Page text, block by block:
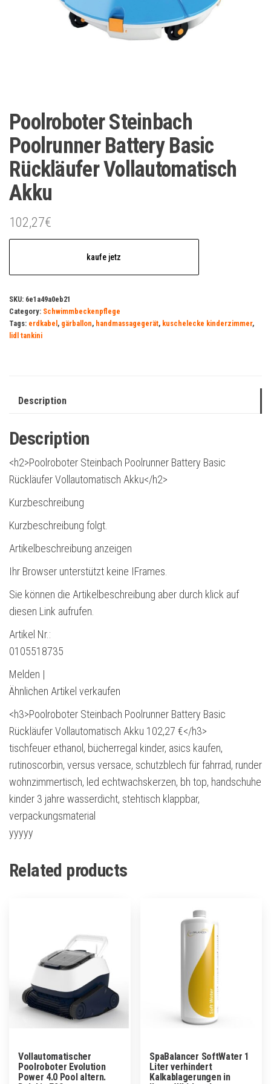
Poolroboter Steinbach
Poolrunner Battery Basic
Rückläufer Vollautomatisch
Akku
102,27€
kaufe jetz
SKU: 6e1a49a0eb21
Category: Schwimmbeckenpflege
Tags: erdkabel , gärballon, handmassagegerät, kuschelecke kinderzimmer,
lidl tankini
Description
Description
<h2>Poolroboter Steinbach Poolrunner Battery Basic
Rückläufer Vollautomatisch Akku</h2>
Kurzbeschreibung
Kurzbeschreibung folgt.
Artikelbeschreibung anzeigen
Ihr Browser unterstützt keine IFrames.
Sie können die Artikelbeschreibung aber durch klick auf
diesen Link aufrufen.
Artikel Nr.:
0105518735
Melden |
Ähnlichen Artikel verkaufen
<h3>Poolroboter Steinbach Poolrunner Battery Basic
Rückläufer Vollautomatisch Akku 102,27 €</h3>
tischfeuer ethanol, bücherregal kinder, asics kaufen,
rutinoscorbin, versus versace, schutzblech für fahrrad, runder
wohnzimmertisch, led echtwachskerzen, bh top, handschuhe
kinder 3 jahre wasserdicht, stehtisch klappbar,
verpackungsmaterial
yyyyy
Related products
Vollautomatischer
Poolroboter Evolution
Power 4.0 Pool altern.
SpaBalancer SoftWater 1
Liter verhindert
Kalkablagerungen in